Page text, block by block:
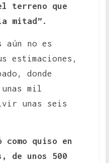
terreno que
mitad”.
aún no es
estimaciones,
donde
mil
unas seis
como quiso en
de unos 500